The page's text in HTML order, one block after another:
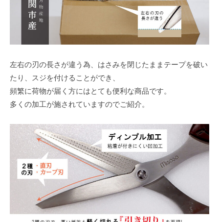
左右の刃の長さが違う為、はさみを閉じたままテープを破い
たり、スジを付けることができ、
頻繁に荷物が届く方にはとても便利な商品です。
多くの加工が施されていますのでご紹介。